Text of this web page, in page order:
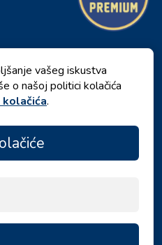
MB:
vašeg iskustva
o našoj politici kolačića
.